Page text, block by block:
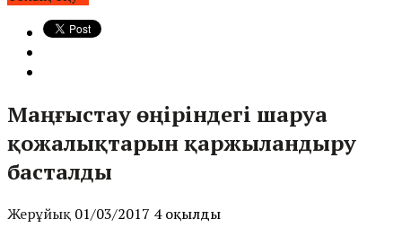
Маңғыстау өңіріндегі шаруа
қожалықтарын қаржыландыру
басталды
Жерұйық 01/03/2017 4 оқылды